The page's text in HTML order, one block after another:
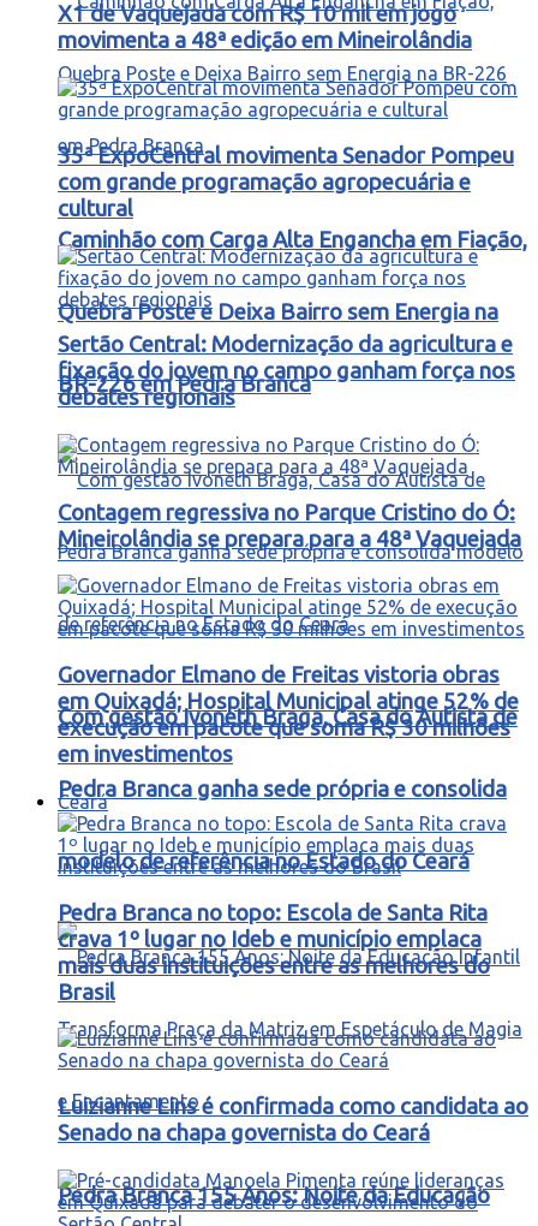
Caminhão com Carga Alta Engancha em Fiação,
Quebra Poste e Deixa Bairro sem Energia na
BR-226 em Pedra Branca
Com gestão Ivoneth Braga, Casa do Autista de
Pedra Branca ganha sede própria e consolida
modelo de referência no Estado do Ceará
Pedra Branca 155 Anos: Noite da Educação
X1 de Vaquejada com R$ 10 mil em jogo
movimenta a 48ª edição em Mineirolândia
35ª ExpoCentral movimenta Senador Pompeu
com grande programação agropecuária e
cultural
Sertão Central: Modernização da agricultura e
fixação do jovem no campo ganham força nos
debates regionais
Contagem regressiva no Parque Cristino do Ó:
Mineirolândia se prepara para a 48ª Vaquejada
Governador Elmano de Freitas vistoria obras
em Quixadá; Hospital Municipal atinge 52% de
execução em pacote que soma R$ 30 milhões
em investimentos
Ceará
Pedra Branca no topo: Escola de Santa Rita
crava 1º lugar no Ideb e município emplaca
mais duas instituições entre as melhores do
Brasil
Luizianne Lins é confirmada como candidata ao
Senado na chapa governista do Ceará